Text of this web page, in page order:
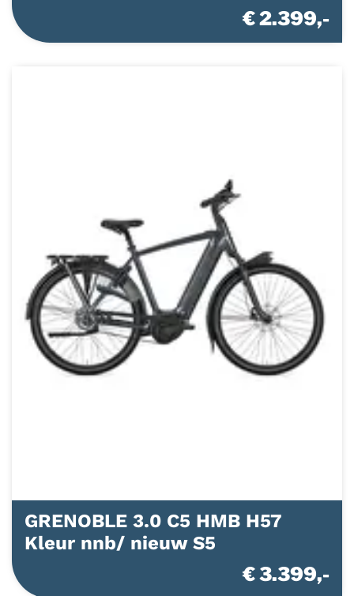
€ 2.399,-
GRENOBLE 3.0 C5 HMB H57
Kleur nnb/ nieuw S5
€ 3.399,-